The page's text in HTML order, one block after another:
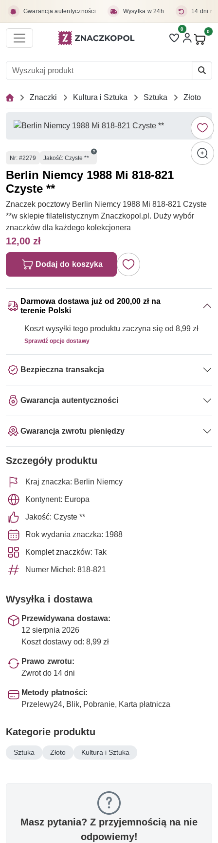
Gwarancja autentyczności Wysyłka w 24h 14 dni
Liczba pozycji
0 0
Znaczki Kultura i Sztuka Sztuka Złoto
Numer
Nr: #2279 Jakość: Czyste **
Berlin Niemcy 1988 Mi 818-821
Czyste **
Znaczek pocztowy Berlin Niemcy 1988 Mi 818-821 Czyste
**w sklepie filatelistycznym Znaczkopol.pl. Duży wybór
znaczków dla każdego kolekcjonera
12,00 zł
Dodaj do koszyka
Darmowa dostawa już od 200,00 zł na
terenie Polski
Koszt wysyłki tego produktu zaczyna się od 8,99 zł
Sprawdź opcje dostawy
Bezpieczna transakcja
Gwarancja autentyczności
Gwarancja zwrotu pieniędzy
Szczegóły produktu
Kraj znaczka: Berlin Niemcy
Kontynent: Europa
Jakość: Czyste **
Rok wydania znaczka: 1988
Komplet znaczków: Tak
Numer Michel: 818-821
Wysyłka i dostawa
Przewidywana dostawa:
12 sierpnia 2026
Koszt dostawy od: 8,99 zł
Prawo zwrotu:
Zwrot do 14 dni
Metody płatności:
Przelewy24, Blik, Pobranie, Karta płatnicza
Kategorie produktu
Sztuka Złoto Kultura i Sztuka
Masz pytania? Z przyjemnością na nie
odpowiemy!